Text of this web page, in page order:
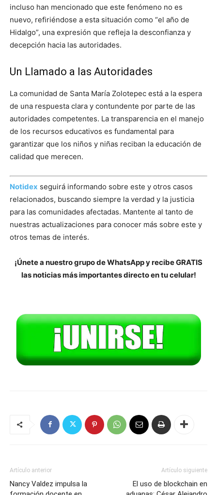
incluso han mencionado que este fenómeno no es
nuevo, refiriéndose a esta situación como “el año de
Hidalgo”, una expresión que refleja la desconfianza y
decepción hacia las autoridades.
Un Llamado a las Autoridades
La comunidad de Santa María Zolotepec está a la espera
de una respuesta clara y contundente por parte de las
autoridades competentes. La transparencia en el manejo
de los recursos educativos es fundamental para
garantizar que los niños y niñas reciban la educación de
calidad que merecen.
Notidex seguirá informando sobre este y otros casos
relacionados, buscando siempre la verdad y la justicia
para las comunidades afectadas. Mantente al tanto de
nuestras actualizaciones para conocer más sobre este y
otros temas de interés.
¡Únete a nuestro grupo de WhatsApp y recibe GRATIS
las noticias más importantes directo en tu celular!
Artículo anterior
Nancy Valdez impulsa la
Artículo siguiente
El uso de blockchain en